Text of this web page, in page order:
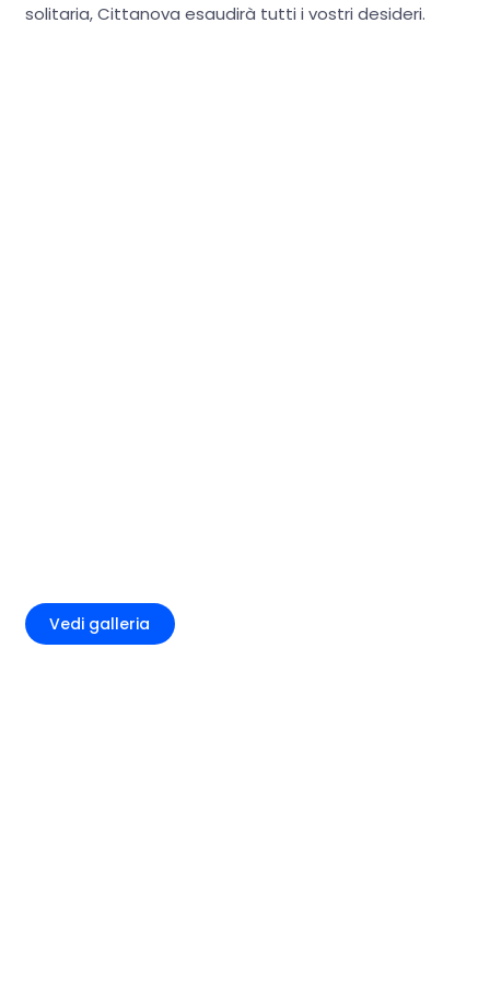
solitaria, Cittanova esaudirà tutti i vostri desideri.
Vedi galleria